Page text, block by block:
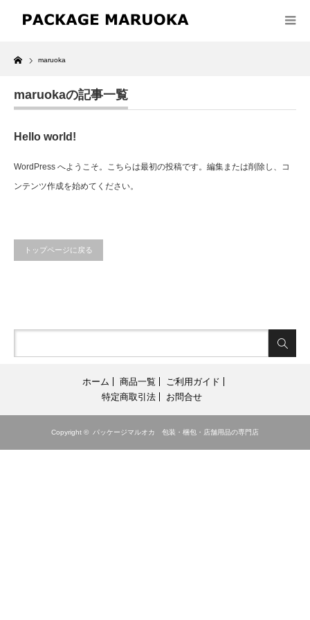
Home
maruoka
maruokaの記事一覧
Hello world!
WordPress へようこそ。こちらは最初の投稿です。編集または削除し、コ
ンテンツ作成を始めてください。
トップページに戻る
ホーム 商品一覧
ご利用ガイド
特定商取引法
お問合せ
Copyright © パッケージマルオカ 包装・梱包・店舗用品の専門店